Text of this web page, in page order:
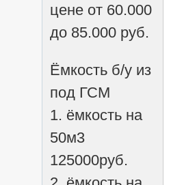
цене от 60.000
до 85.000 руб.
Ёмкость б/у из
под ГСМ
1. ёмкость на
50м3
125000руб.